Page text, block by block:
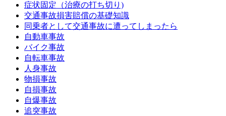
症状固定（治療の打ち切り)
交通事故損害賠償の基礎知識
同乗者として交通事故に遭ってしまったら
自動車事故
バイク事故
自転車事故
人身事故
物損事故
自損事故
自爆事故
追突事故